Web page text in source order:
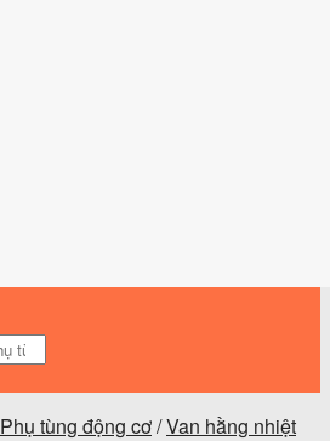
Phụ tùng động cơ/Van hằng nhiệt